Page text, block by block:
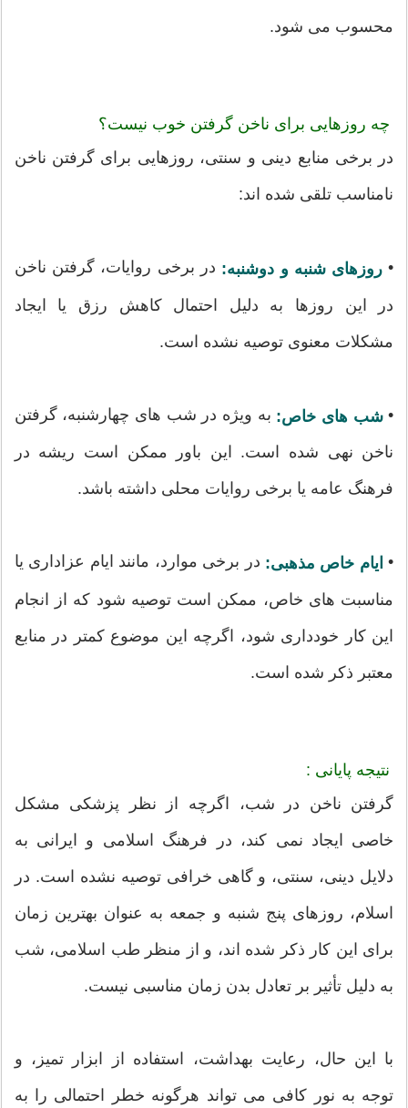
محسوب می شود.
چه روزهایی برای ناخن گرفتن خوب نیست؟
در برخی منابع دینی و سنتی، روزهایی برای گرفتن ناخن
نامناسب تلقی شده اند:
• روزهای شنبه و دوشنبه: در برخی روایات، گرفتن ناخن
در این روزها به دلیل احتمال کاهش رزق یا ایجاد
مشکلات معنوی توصیه نشده است.
•شب های خاص: به ویژه در شب های چهارشنبه، گرفتن
ناخن نهی شده است. این باور ممکن است ریشه در
فرهنگ عامه یا برخی روایات محلی داشته باشد.
• ایام خاص مذهبی: در برخی موارد، مانند ایام عزاداری یا
مناسبت های خاص، ممکن است توصیه شود که از انجام
این کار خودداری شود، اگرچه این موضوع کمتر در منابع
معتبر ذکر شده است.
نتیجه پایانی :
گرفتن ناخن در شب، اگرچه از نظر پزشکی مشکل
خاصی ایجاد نمی کند، در فرهنگ اسلامی و ایرانی به
دلایل دینی، سنتی، و گاهی خرافی توصیه نشده است. در
اسلام، روزهای پنج شنبه و جمعه به عنوان بهترین زمان
برای این کار ذکر شده اند، و از منظر طب اسلامی، شب
به دلیل تأثیر بر تعادل بدن زمان مناسبی نیست.
با این حال، رعایت بهداشت، استفاده از ابزار تمیز، و
توجه به نور کافی می تواند هرگونه خطر احتمالی را به